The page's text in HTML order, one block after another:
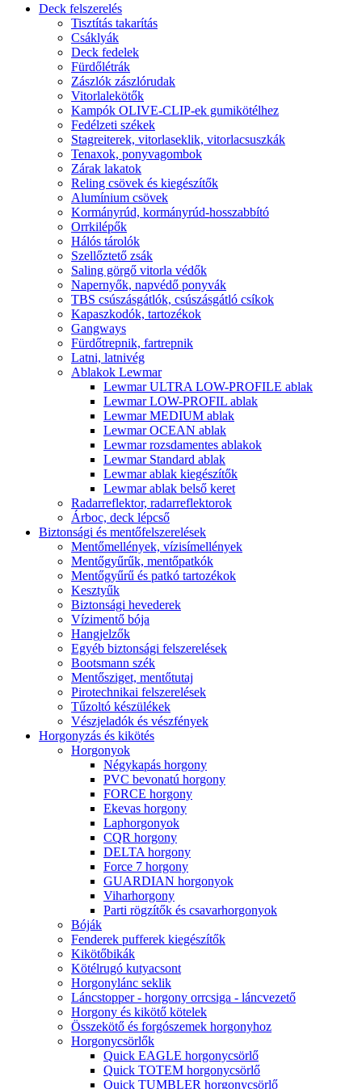
Deck felszerelés
Tisztítás takarítás
Csáklyák
Deck fedelek
Fürdőlétrák
Zászlók zászlórudak
Vitorlalekötők
Kampók OLIVE-CLIP-ek gumikötélhez
Fedélzeti székek
Stagreiterek, vitorlaseklik, vitorlacsuszkák
Tenaxok, ponyvagombok
Zárak lakatok
Reling csövek és kiegészítők
Alumínium csövek
Kormányrúd, kormányrúd-hosszabbító
Orrkilépők
Hálós tárolók
Szellőztető zsák
Saling görgő vitorla védők
Napernyők, napvédő ponyvák
TBS csúszásgátlók, csúszásgátló csíkok
Kapaszkodók, tartozékok
Gangways
Fürdőtrepnik, fartrepnik
Latni, latnivég
Ablakok Lewmar
Lewmar ULTRA LOW-PROFILE ablak
Lewmar LOW-PROFIL ablak
Lewmar MEDIUM ablak
Lewmar OCEAN ablak
Lewmar rozsdamentes ablakok
Lewmar Standard ablak
Lewmar ablak kiegészítők
Lewmar ablak belső keret
Radarreflektor, radarreflektorok
Árboc, deck lépcső
Biztonsági és mentőfelszerelések
Mentőmellények, vízisímellények
Mentőgyűrűk, mentőpatkók
Mentőgyűrű és patkó tartozékok
Kesztyűk
Biztonsági hevederek
Vízimentő bója
Hangjelzők
Egyéb biztonsági felszerelések
Bootsmann szék
Mentősziget, mentőtutaj
Pirotechnikai felszerelések
Tűzoltó készülékek
Vészjeladók és vészfények
Horgonyzás és kikötés
Horgonyok
Négykapás horgony
PVC bevonatú horgony
FORCE horgony
Ekevas horgony
Laphorgonyok
CQR horgony
DELTA horgony
Force 7 horgony
GUARDIAN horgonyok
Viharhorgony
Parti rögzítők és csavarhorgonyok
Bóják
Fenderek pufferek kiegészítők
Kikötőbikák
Kötélrugó kutyacsont
Horgonylánc seklik
Láncstopper - horgony orrcsiga - láncvezető
Horgony és kikötő kötelek
Összekötő és forgószemek horgonyhoz
Horgonycsörlők
Quick EAGLE horgonycsörlő
Quick TOTEM horgonycsörlő
Quick TUMBLER horgonycsörlő